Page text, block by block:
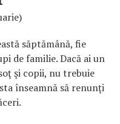
săptămână, fie
de familie. Dacă ai un
şi copii, nu trebuie
înseamnă să renunţi